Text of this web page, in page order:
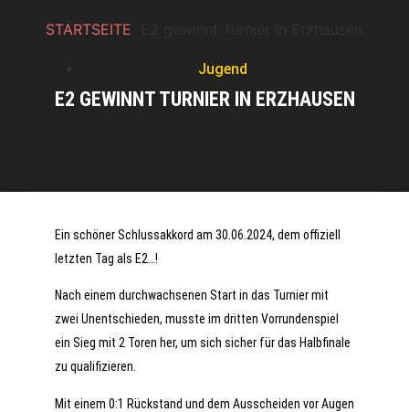
STARTSEITE
Jugend
E2 GEWINNT TURNIER IN ERZHAUSEN
Ein schöner Schlussakkord am 30.06.2024, dem offiziell
letzten Tag als E2…!
Nach einem durchwachsenen Start in das Turnier mit
zwei Unentschieden, musste im dritten Vorrundenspiel
ein Sieg mit 2 Toren her, um sich sicher für das Halbfinale
zu qualifizieren.
Mit einem 0:1 Rückstand und dem Ausscheiden vor Augen